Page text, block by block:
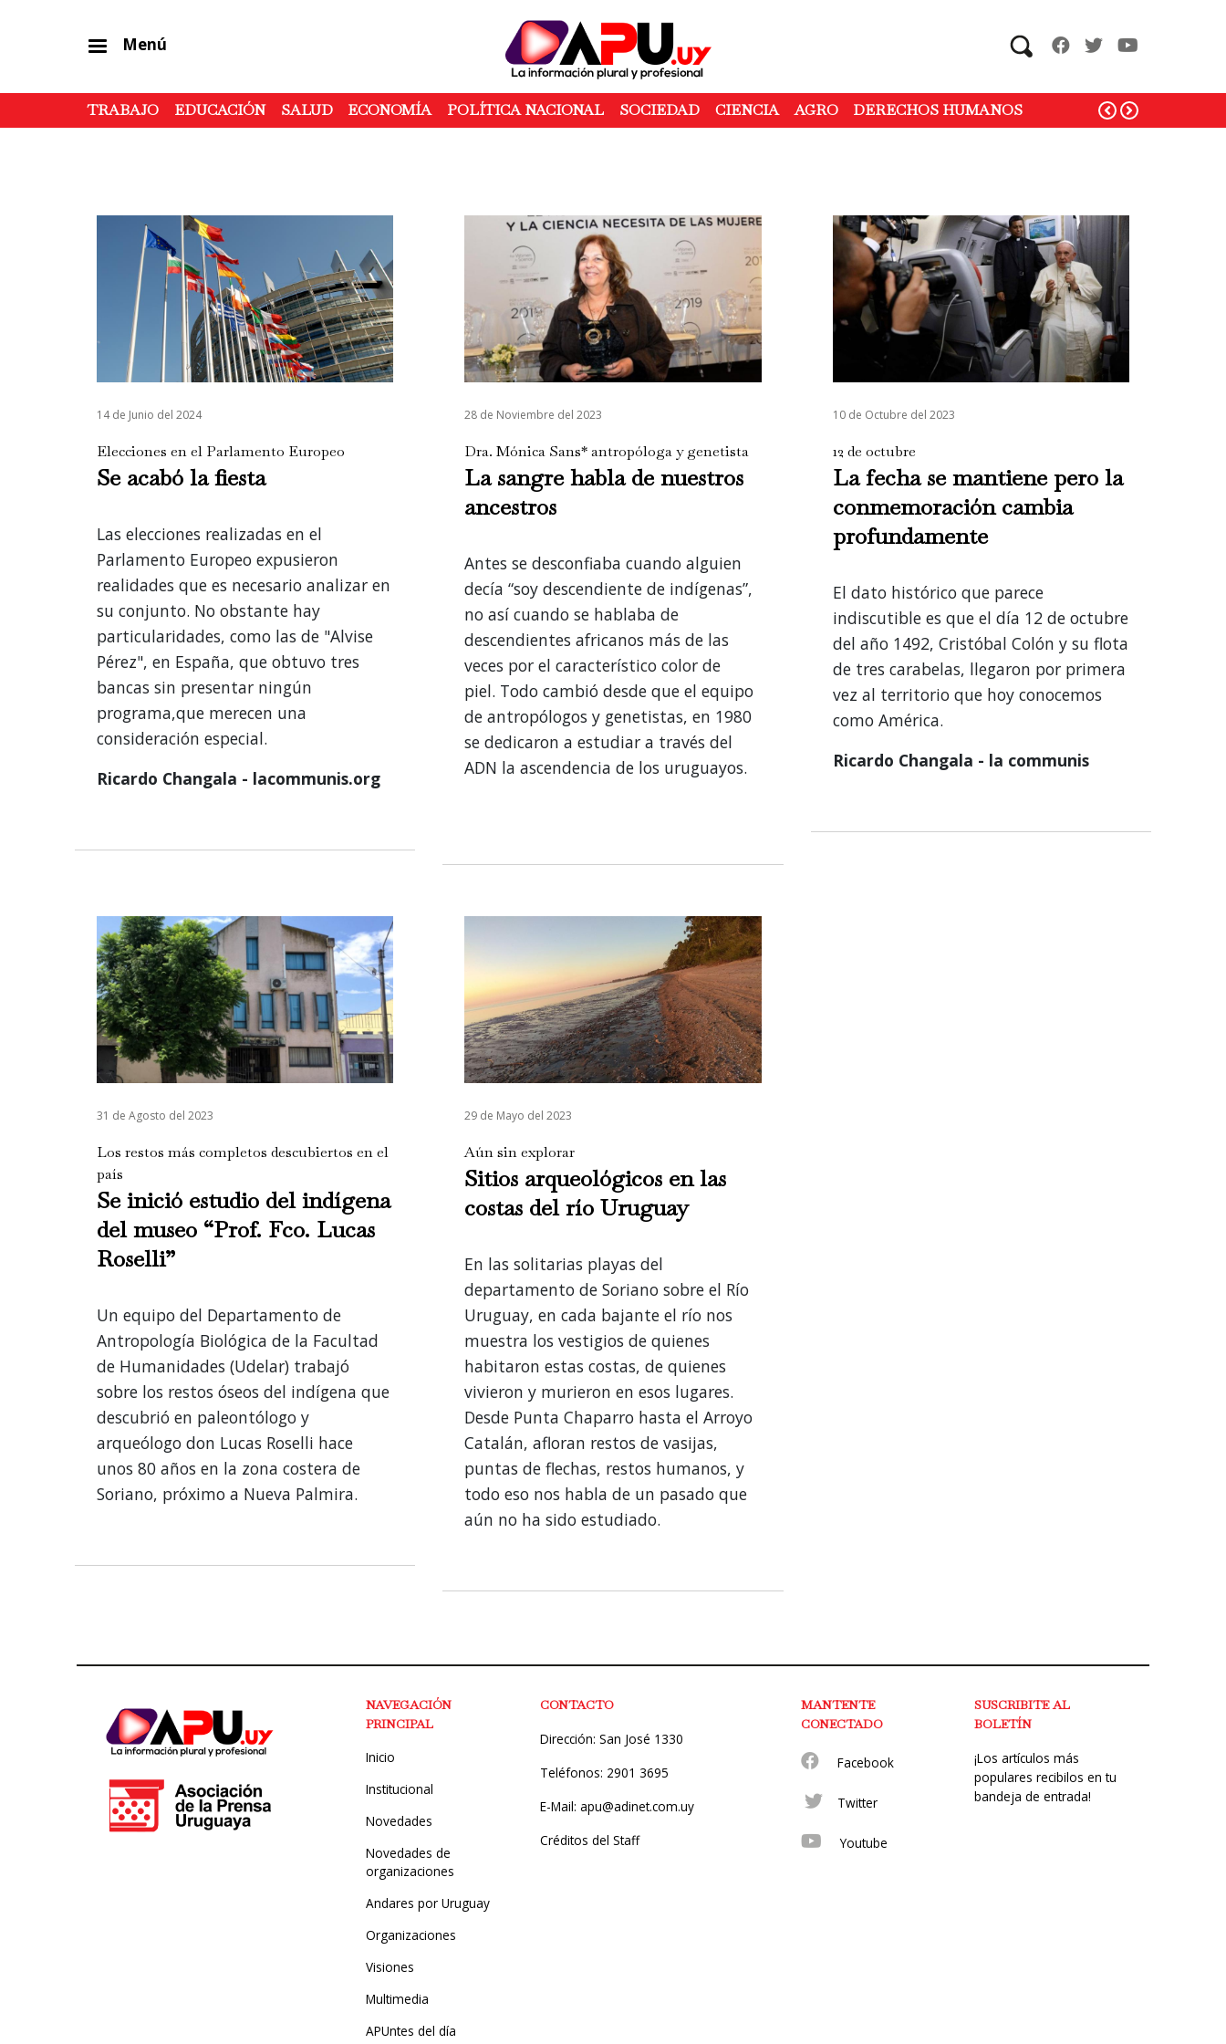
al
contenido
principal
Menú Search
TRABAJO EDUCACIÓN SALUD ECONOMÍA POLÍTICA NACIONAL SOCIEDAD CIENCIA AGRO DERECHOS HUMANOS
14 de Junio del 2024
Elecciones en el Parlamento Europeo
Se acabó la fiesta
Las elecciones realizadas en el
Parlamento Europeo expusieron
realidades que es necesario analizar en
su conjunto. No obstante hay
particularidades, como las de "Alvise
Pérez", en España, que obtuvo tres
bancas sin presentar ningún
programa,que merecen una
consideración especial.
Ricardo Changala - lacommunis.org
28 de Noviembre del 2023
Dra. Mónica Sans* antropóloga y genetista
La sangre habla de nuestros
ancestros
Antes se desconfiaba cuando alguien
decía “soy descendiente de indígenas”,
no así cuando se hablaba de
descendientes africanos más de las
veces por el característico color de
piel. Todo cambió desde que el equipo
de antropólogos y genetistas, en 1980
se dedicaron a estudiar a través del
ADN la ascendencia de los uruguayos.
10 de Octubre del 2023
12 de octubre
La fecha se mantiene pero la
conmemoración cambia
profundamente
El dato histórico que parece
indiscutible es que el día 12 de octubre
del año 1492, Cristóbal Colón y su flota
de tres carabelas, llegaron por primera
vez al territorio que hoy conocemos
como América.
Ricardo Changala - la communis
31 de Agosto del 2023
Los restos más completos descubiertos en el
país
Se inició estudio del indígena
del museo “Prof. Fco. Lucas
Roselli”
Un equipo del Departamento de
Antropología Biológica de la Facultad
de Humanidades (Udelar) trabajó
sobre los restos óseos del indígena que
descubrió en paleontólogo y
arqueólogo don Lucas Roselli hace
unos 80 años en la zona costera de
Soriano, próximo a Nueva Palmira.
29 de Mayo del 2023
Aún sin explorar
Sitios arqueológicos en las
costas del río Uruguay
En las solitarias playas del
departamento de Soriano sobre el Río
Uruguay, en cada bajante el río nos
muestra los vestigios de quienes
habitaron estas costas, de quienes
vivieron y murieron en esos lugares.
Desde Punta Chaparro hasta el Arroyo
Catalán, afloran restos de vasijas,
puntas de flechas, restos humanos, y
todo eso nos habla de un pasado que
aún no ha sido estudiado.
NAVEGACIÓN
PRINCIPAL
Inicio
Institucional
Novedades
Novedades de
organizaciones
Andares por Uruguay
Organizaciones
Visiones
Multimedia
APUntes del día
CONTACTO
Dirección: San José 1330
Teléfonos: 2901 3695
E-Mail: apu@adinet.com.uy
Créditos del Staff
MANTENTE
CONECTADO
Facebook
Twitter
Youtube
SUSCRIBITE AL
BOLETÍN
¡Los artículos más
populares recibilos en tu
bandeja de entrada!